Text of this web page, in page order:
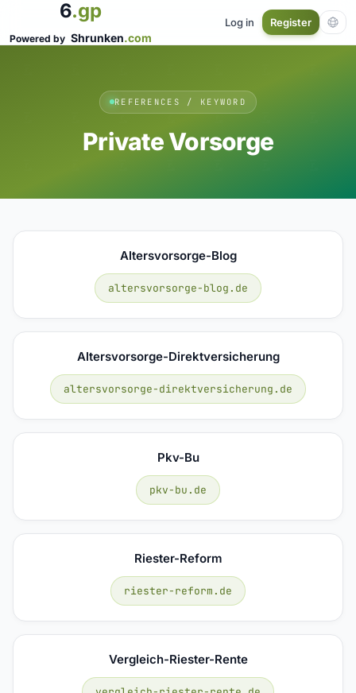
6.gp
Powered by Shrunken.com
Log in Register
REFERENCES / KEYWORD
Private Vorsorge
Altersvorsorge-Blog
altersvorsorge-blog.de
Altersvorsorge-Direktversicherung
altersvorsorge-direktversicherung.de
Pkv-Bu
pkv-bu.de
Riester-Reform
riester-reform.de
Vergleich-Riester-Rente